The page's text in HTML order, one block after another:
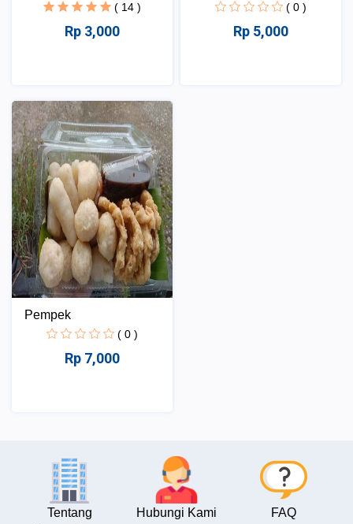
( 14 )
Rp 3,000
( 0 )
Rp 5,000
Pempek
( 0 )
Rp 7,000
Tentang
Hubungi Kami FAQ